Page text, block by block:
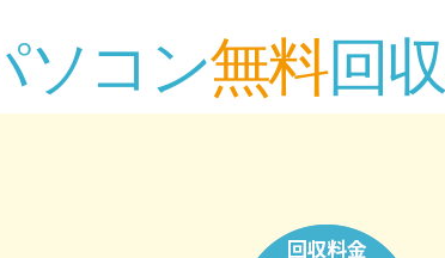
ソコン無料回収